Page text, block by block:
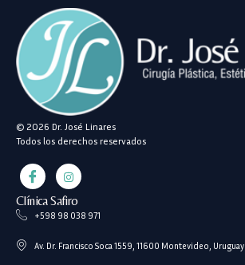
© 2026 Dr. José Linares
Todos los derechos reservados
Clínica Safiro
+598 98 038 971
Av. Dr. Francisco Soca 1559, 11600 Montevideo, Uruguay